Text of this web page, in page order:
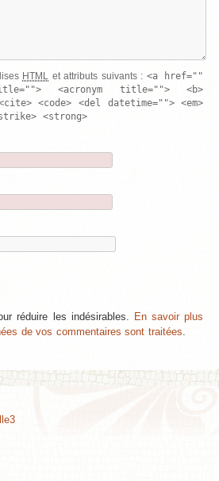
HTML et attributs suivants : <a href=""
<acronym title=""> <b>
<code> <del datetime=""> <em>
<strong>
réduire les indésirables. En savoir plus
de vos commentaires sont traitées